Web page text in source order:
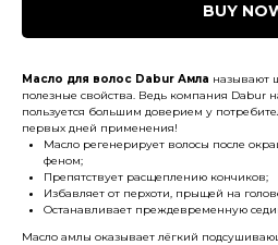
BUY
Масло для волос Dabur Амла называют
полезные свойства. Ведь компания Dabur
пользуется большим доверием у
первых дней применения!
Масло регенерирует волосы после
феном;
Препятствует расщеплению кончиков;
Избавляет от перхоти, прыщей на
Останавливает преждевременную
Масло амлы оказывает лёгкий